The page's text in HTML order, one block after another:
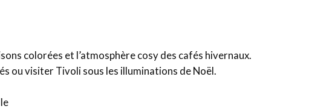
colorées et l’atmosphère cosy des cafés hivernaux.
ou visiter Tivoli sous les illuminations de Noël.